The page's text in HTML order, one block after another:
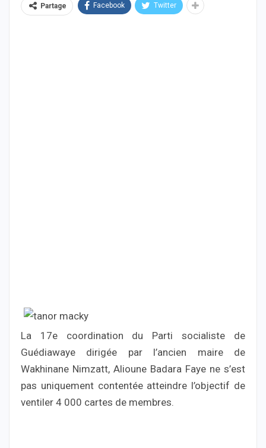
Partage Facebook Twitter
La 17e coordination du Parti socialiste de
Guédiawaye dirigée par l’ancien maire de
Wakhinane Nimzatt, Alioune Badara Faye ne s’est
pas uniquement contentée atteindre l’objectif de
ventiler 4 000 cartes de membres.